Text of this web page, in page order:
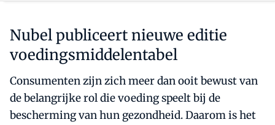
Nubel publiceert nieuwe editie
voedingsmiddelentabel
Consumenten zijn zich meer dan ooit bewust van
de belangrijke rol die voeding speelt bij de
bescherming van hun gezondheid. Daarom is het